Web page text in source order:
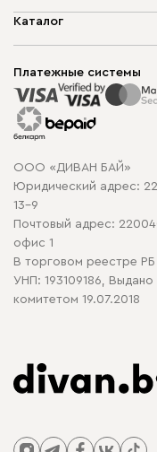
О компании
Способы оплаты
Рассрочка и кредит
Гарантия
Карта сайта
Политика
Политика в отношении
Каталог
Корпусная мебель
Распродажа мебели
Платежные системы
ООО «ДИВАН БАЙ»
Юридический адрес:
13-9
Почтовый адрес:
офис 1
В торговом реестре
УНП: 193109186,
комитетом 19.07.2018